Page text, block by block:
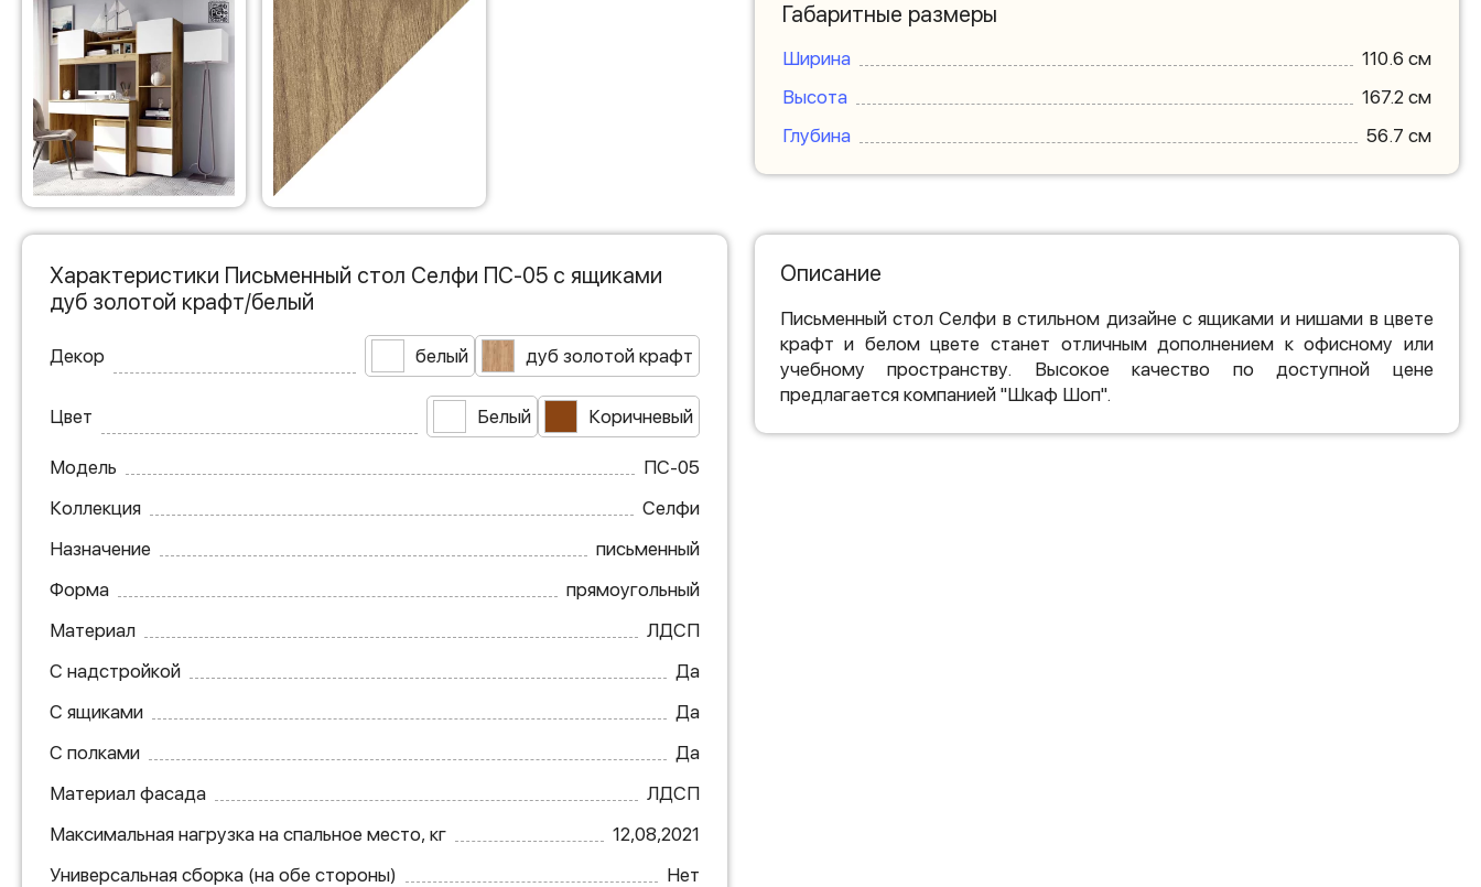
Габаритные размеры
Ширина
110.6 см
Высота
167.2 см
Глубина
56.7 см
Характеристики Письменный стол Селфи ПС-05 с ящиками
дуб золотой крафт/белый
Декор белый дуб золотой крафт
Цвет Белый Коричневый
Модель
ПС-05
Коллекция
Селфи
Назначение
письменный
Форма
прямоугольный
Материал
ЛДСП
С надстройкой
Да
С ящиками
Да
С полками
Да
Материал фасада
ЛДСП
Максимальная нагрузка на спальное место, кг
12,08,2021
Универсальная сборка (на обе стороны)
Нет
Описание
Письменный стол Селфи в стильном дизайне с ящиками и нишами в цвете
крафт и белом цвете станет отличным дополнением к офисному или
учебному пространству. Высокое качество по доступной цене
предлагается компанией "Шкаф Шоп".